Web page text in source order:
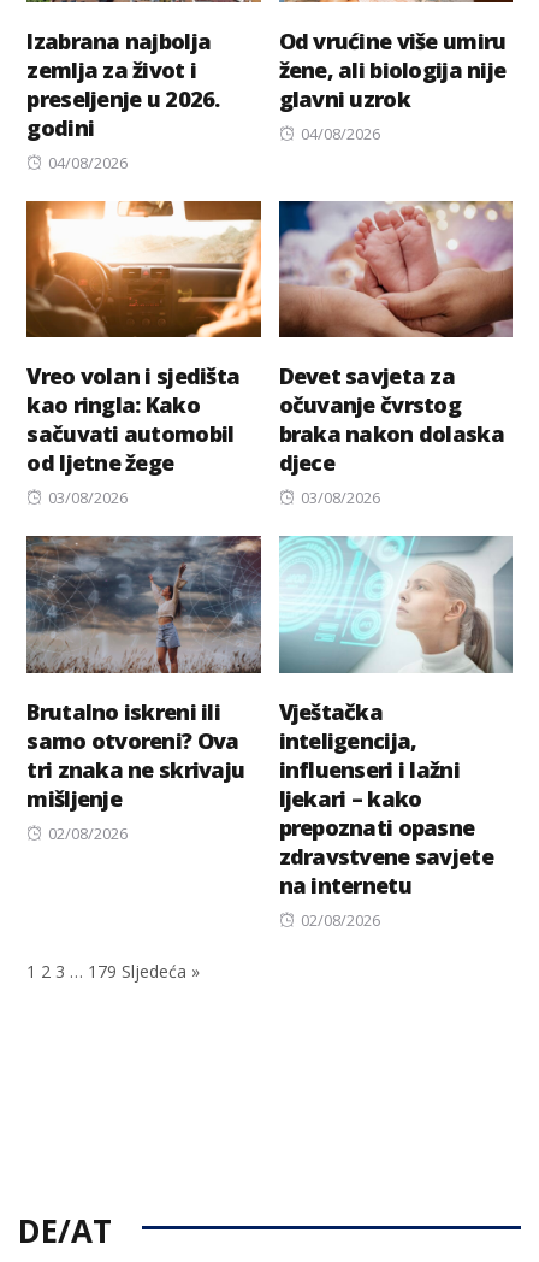
Izabrana najbolja
zemlja za život i
preseljenje u 2026.
godini
Posted
04/08/2026
Od vrućine više umiru
žene, ali biologija nije
glavni uzrok
Posted
04/08/2026
Vreo volan i sjedišta
kao ringla: Kako
sačuvati automobil
od ljetne žege
Posted
03/08/2026
Devet savjeta za
očuvanje čvrstog
braka nakon dolaska
djece
Posted
03/08/2026
Brutalno iskreni ili
samo otvoreni? Ova
tri znaka ne skrivaju
mišljenje
Posted
02/08/2026
Vještačka
inteligencija,
influenseri i lažni
ljekari – kako
prepoznati opasne
zdravstvene savjete
na internetu
Posted
02/08/2026
1 2 3 … 179 Sljedeća »
DE/AT